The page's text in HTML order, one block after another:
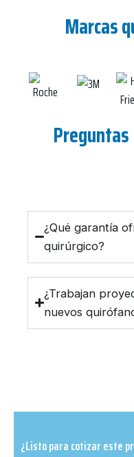
Marcas
Preguntas
¿Qué garantía
quirúrgico?
¿Trabajan
nuevos
¿Listo para cotizar este